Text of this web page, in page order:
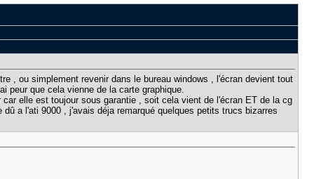
, ou simplement revenir dans le bureau windows , l'écran devient tout
peur que cela vienne de la carte graphique.
elle est toujour sous garantie , soit cela vient de l'écran ET de la cg
a l'ati 9000 , j'avais déja remarqué quelques petits trucs bizarres